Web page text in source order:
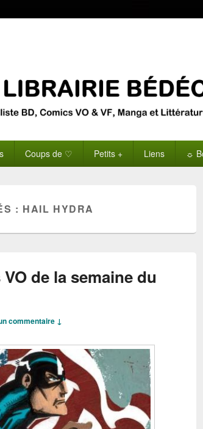
Coups de ♡ Petits + Liens ☼
: HAIL HYDRA
de la semaine du
commentaire ↓